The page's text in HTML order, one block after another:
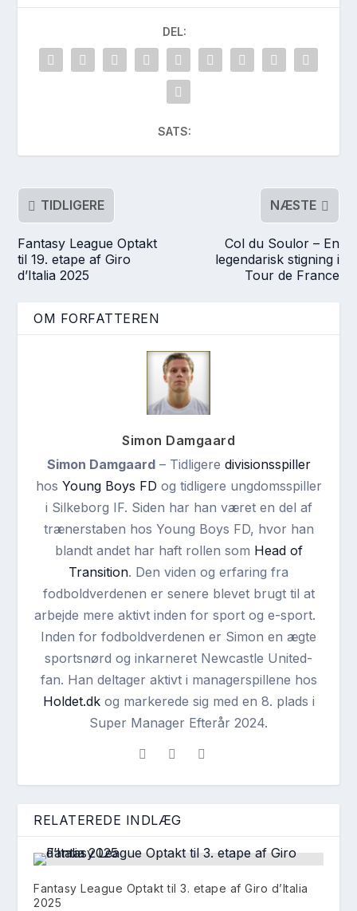
DEL:
SATS:
TIDLIGERE
Fantasy League Optakt
til 19. etape af Giro
d’Italia 2025
NÆSTE
Col du Soulor – En
legendarisk stigning i
Tour de France
OM FORFATTEREN
Simon Damgaard
Simon Damgaard– Tidligere divisionsspiller
hos Young Boys FD og tidligere ungdomsspiller
i Silkeborg IF. Siden har han været en del af
trænerstaben hos Young Boys FD, hvor han
blandt andet har haft rollen som Head of
Transition. Den viden og erfaring fra
fodboldverdenen er senere blevet brugt til at
arbejde mere aktivt inden for sport og e-sport.
Inden for fodboldverdenen er Simon en ægte
sportsnørd og inkarneret Newcastle United-
fan. Han deltager aktivt i managerspillene hos
Holdet.dkog markerede sig med en 8. plads i
Super Manager Efterår 2024.
RELATEREDE INDLÆG
Fantasy League Optakt til 3. etape af Giro d’Italia
2025